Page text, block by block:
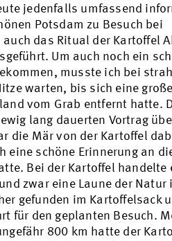
jedenfalls umfassend
Potsdam zu Besuch bei
auch das Ritual der Kartoffel
Um auch noch ein
musste ich bei
warten, bis sich eine
vom Grab entfernt hatte.
lang dauerten Vortrag
die Mär von der Kartoffel
eine schöne Erinnerung an
Bei der Kartoffel handelte
zwar eine Laune der Natur
gefunden im Kartoffelsack
für den geplanten Besuch.
800 km hatte der